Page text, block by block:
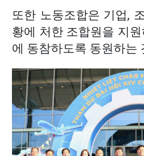
또한 노동조합은 기업,
황에 처한 조합원을 지
에 동참하도록 동원하는